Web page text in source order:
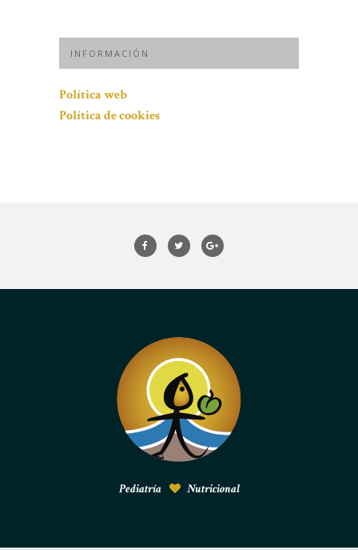
INFORMACIÓN
Política web
Política de cookies
Pediatría Nutricional